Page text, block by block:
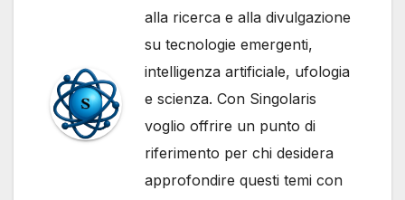
alla ricerca e alla divulgazione
su tecnologie emergenti,
intelligenza artificiale, ufologia
e scienza. Con Singolaris
voglio offrire un punto di
riferimento per chi desidera
approfondire questi temi con